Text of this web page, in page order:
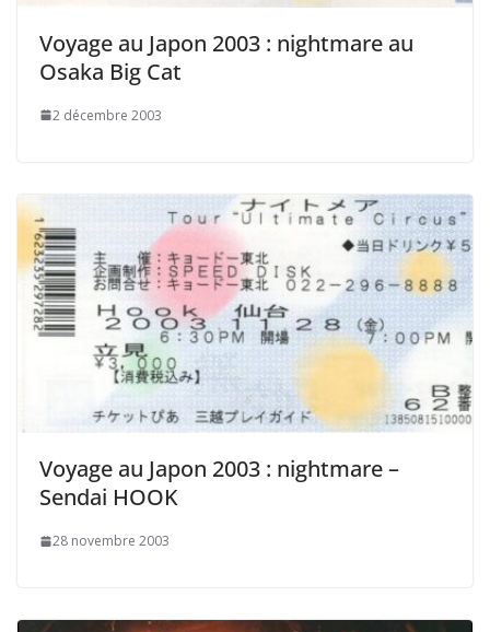
Voyage au Japon 2003 : nightmare au
Osaka Big Cat
2 décembre 2003
Voyage au Japon 2003 : nightmare –
Sendai HOOK
28 novembre 2003